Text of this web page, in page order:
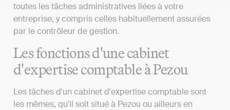
toutes les tâches administratives liées à votre
entreprise, y compris celles habituellement assurées
par le contrôleur de gestion.
Les fonctions d'une cabinet
d'expertise comptable à Pezou
Les tâches d'un cabinet d'expertise comptable sont
les mêmes, qu'il soit situé à Pezou ou ailleurs en